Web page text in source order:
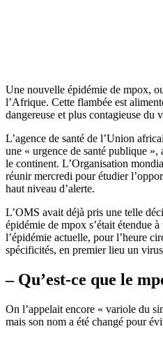
Une nouvelle épidémie de mpox,
l’Afrique. Cette flambée est
dangereuse et plus contagieuse du
L’agence de santé de l’Union
une « urgence de santé publique »,
le continent. L’Organisation
réunir mercredi pour étudier
haut niveau d’alerte.
L’OMS avait déjà pris une telle
épidémie de mpox s’était étendue
l’épidémie actuelle, pour l’heure
spécificités, en premier lieu un
– Qu’est-ce que le
On l’appelait encore « variole du
mais son nom a été changé pour